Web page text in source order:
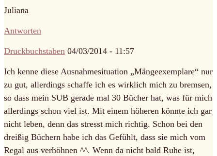
Juliana
Antworten
Druckbuchstaben 04/03/2014 - 11:57
Ich kenne diese Ausnahmesituation „Mängeexemplare“ nur
zu gut, allerdings schaffe ich es wirklich mich zu bremsen,
so dass mein SUB gerade mal 30 Bücher hat, was für mich
allerdings schon viel ist. Mit einem höheren könnte ich gar
nicht leben, denn das stresst mich richtig. Schon bei den
dreißig Büchern habe ich das Gefühlt, dass sie mich vom
Regal aus verhöhnen ^^. Wenn da nicht bald Ruhe ist,